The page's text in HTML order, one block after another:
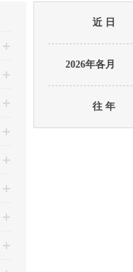
近 日
2026年各月
往 年